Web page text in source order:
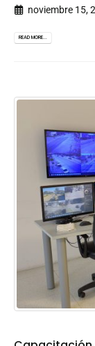
noviembre 15,
READ MORE...